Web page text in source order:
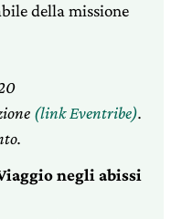
della missione
(link Eventribe).
negli abissi